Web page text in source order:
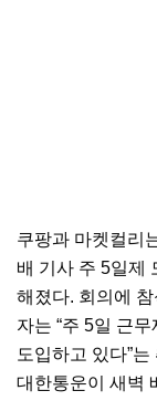
쿠팡과 마켓컬리
배 기사 주 5일제
해졌다. 회의에
자는 “주 5일 근
도입하고 있다”
대한통운이 새벽